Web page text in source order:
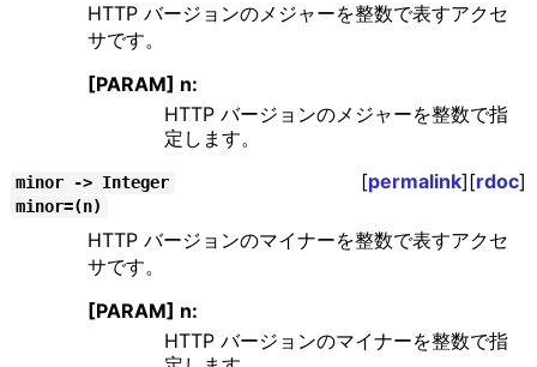
HTTP バージョンのメジャーを整数で表すアクセ
サです。
[PARAM] n:
HTTP バージョンのメジャーを整数で指
定します。
minor -> Integer [permalink][rdoc]
minor=(n)
HTTP バージョンのマイナーを整数で表すアクセ
サです。
[PARAM] n:
HTTP バージョンのマイナーを整数で指